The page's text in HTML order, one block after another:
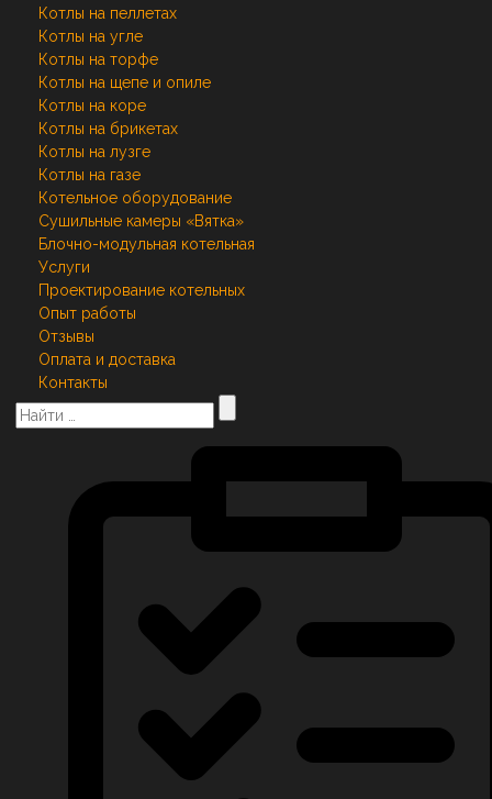
Котлы на пеллетах
Котлы на угле
Котлы на торфе
Котлы на щепе и опиле
Котлы на коре
Котлы на брикетах
Котлы на лузге
Котлы на газе
Котельное оборудование
Сушильные камеры «Вятка»
Блочно-модульная котельная
Услуги
Проектирование котельных
Опыт работы
Отзывы
Оплата и доставка
Контакты